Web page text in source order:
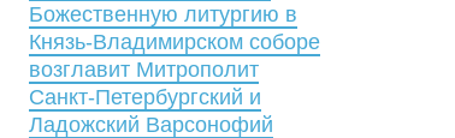
Божественную литургию в
Князь-Владимирском соборе
возглавит Митрополит
Санкт-Петербургский и
Ладожский Варсонофий